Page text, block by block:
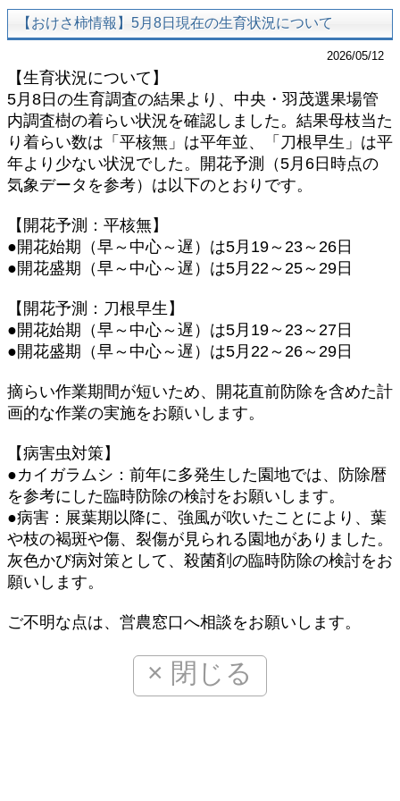
【おけさ柿情報】5月8日現在の生育状況について
2026/05/12
【生育状況について】
5月8日の生育調査の結果より、中央・羽茂選果場管
内調査樹の着らい状況を確認しました。結果母枝当た
り着らい数は「平核無」は平年並、「刀根早生」は平
年より少ない状況でした。開花予測（5月6日時点の
気象データを参考）は以下のとおりです。
【開花予測：平核無】
●開花始期（早～中心～遅）は5月19～23～26日
●開花盛期（早～中心～遅）は5月22～25～29日
【開花予測：刀根早生】
●開花始期（早～中心～遅）は5月19～23～27日
●開花盛期（早～中心～遅）は5月22～26～29日
摘らい作業期間が短いため、開花直前防除を含めた計
画的な作業の実施をお願いします。
【病害虫対策】
●カイガラムシ：前年に多発生した園地では、防除暦
を参考にした臨時防除の検討をお願いします。
●病害：展葉期以降に、強風が吹いたことにより、葉
や枝の褐斑や傷、裂傷が見られる園地がありました。
灰色かび病対策として、殺菌剤の臨時防除の検討をお
願いします。
ご不明な点は、営農窓口へ相談をお願いします。
× 閉じる